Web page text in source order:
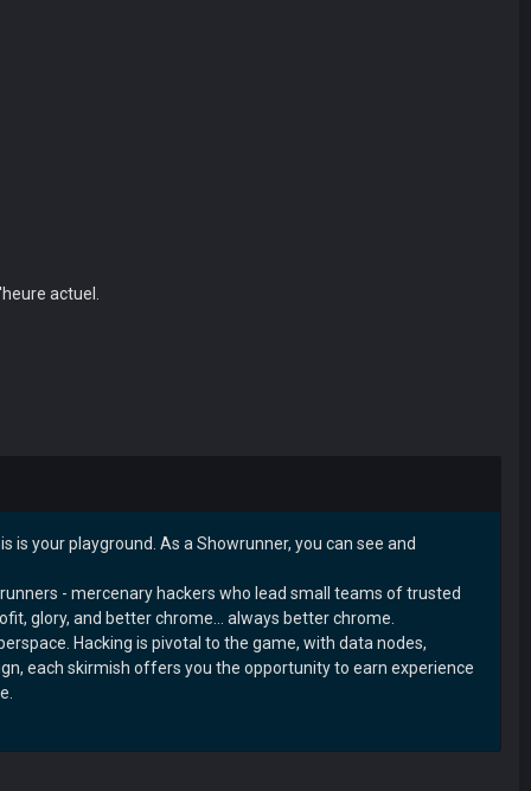
actuel.
your playground. As a Showrunner, you can see and
- mercenary hackers who lead small teams of trusted
glory, and better chrome… always better chrome.
Hacking is pivotal to the game, with data nodes,
each skirmish offers you the opportunity to earn experience